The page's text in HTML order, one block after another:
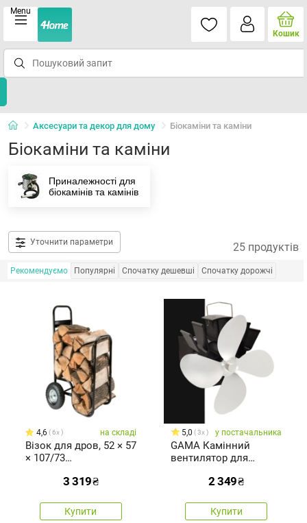
Menu
Кошик
Аксесуари та декор для дому Біокаміни та каміни
Біокаміни та каміни
Приналежності для
біокамінів та камінів
Уточнити параметри 25 продуктів
Рекомендуємо Популярні Спочатку дешевші Спочатку дорожчі
4,6 6x на складі
Візок для дров, 52 × 57
× 107/73
3 319₴
Купити
5,0 3x у постачальника
GAMA Камінний
вентилятор для
2 349₴
Купити